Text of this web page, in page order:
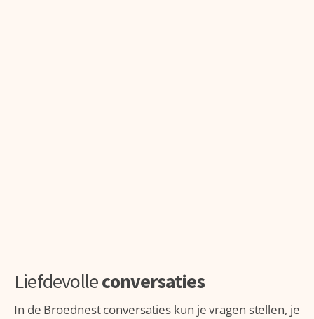
Liefdevolleconversaties
In de Broednest conversaties kun je vragen stellen, je